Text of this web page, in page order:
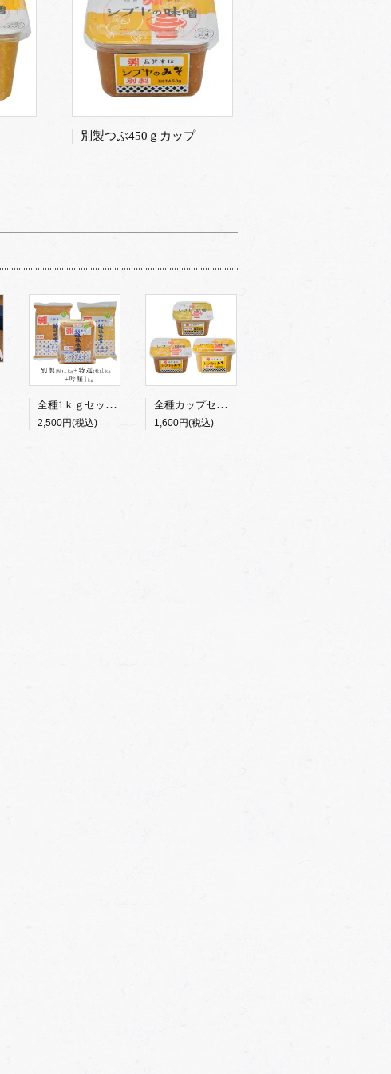
別製つぶ450ｇカップ
全種1ｋｇセット（つぶ）
2,500円(税込)
全種カップセット【つぶ】
1,600円(税込)